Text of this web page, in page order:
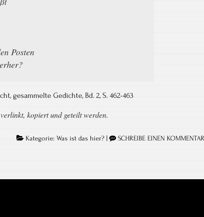
Posten
gesammelte Gedichte, Bd. 2, S. 462-​463
kopiert und geteilt werden.
Kategorie:Was ist das hier? | SCHREIBE EINEN